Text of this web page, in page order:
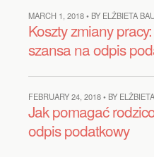
MARCH 1, 2018 • BY ELŻBIETA
Koszty zmiany
szansa na odpis
FEBRUARY 24, 2018 • BY
Jak pomagać
odpis podatkowy